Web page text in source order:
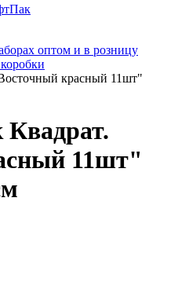
оптом и в розницу
красный 11шт"
Квадрат.
11шт"